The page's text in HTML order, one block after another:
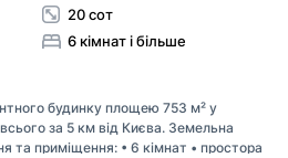
20 сот
6 кімнат і більше
будинку площею 753 м² у
за 5 км від Києва. Земельна
та приміщення: • 6 кімнат • простора